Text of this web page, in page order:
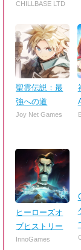
CHILLBASE LTD
聖霊伝説：最
強への道
Joy Net Games
ヒーローズオ
ブヒストリー
InnoGames